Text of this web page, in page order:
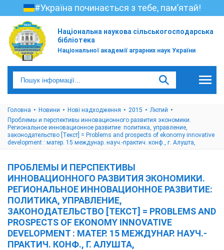
#Україна починається з тебе, пам’ятай!
Національна наукова сільськогосподарська
бібліотека
Національної академії аграрних наук України
Головна Новини Нові надходження 2015
Лютий
Проблемы и перспективы инновационного развития экономики.
Региональное инновационное развитие: политика, управление,
законодательство [Текст] = Problems and prospects of ekonomy innovative
development : матер. 15 междунар. науч.-практич. конф., г. Алушта,
ПРОБЛЕМЫ И ПЕРСПЕКТИВЫ
ИННОВАЦИОННОГО РАЗВИТИЯ ЭКОНОМИКИ.
РЕГИОНАЛЬНОЕ ИННОВАЦИОННОЕ РАЗВИТИЕ:
ПОЛИТИКА, УПРАВЛЕНИЕ,
ЗАКОНОДАТЕЛЬСТВО [ТЕКСТ] = PROBLEMS AND
PROSPECTS OF EKONOMY INNOVATIVE
DEVELOPMENT : МАТЕР. 15 МЕЖДУНАР. НАУЧ.-
ПРАКТИЧ. КОНФ., Г. АЛУШТА,